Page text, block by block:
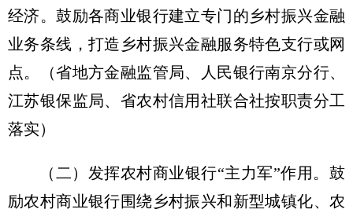
经济。鼓励各商业银行建立专门的乡村振兴金融
业务条线，打造乡村振兴金融服务特色支行或网
点。
（省地方金融监管局、人民银行南京分行、
江苏银保监局、省农村信用社联合社按职责分工
落实）
（二）发挥农村商业银行“主力军”作用。 鼓
励农村商业银行围绕乡村振兴和新型城镇化、农